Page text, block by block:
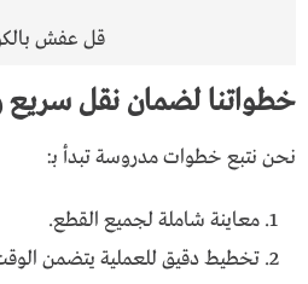
قل عفش
خطواتنا لضمان نقل
نحن نتبع خطوات مدروسة تبدأ بـ:
معاينة شاملة لجميع القطع.
تخطيط دقيق للعملية يتضمن